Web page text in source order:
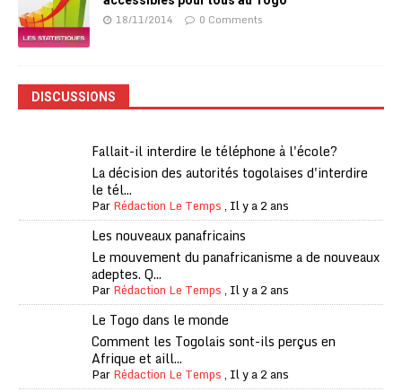
18/11/2014 0 Comments
DISCUSSIONS
Fallait-il interdire le téléphone à l'école?
La décision des autorités togolaises d'interdire
le tél...
ParRédaction Le Temps, Il y a 2 ans
Les nouveaux panafricains
Le mouvement du panafricanisme a de nouveaux
adeptes. Q...
ParRédaction Le Temps, Il y a 2 ans
Le Togo dans le monde
Comment les Togolais sont-ils perçus en
Afrique et aill...
ParRédaction Le Temps, Il y a 2 ans